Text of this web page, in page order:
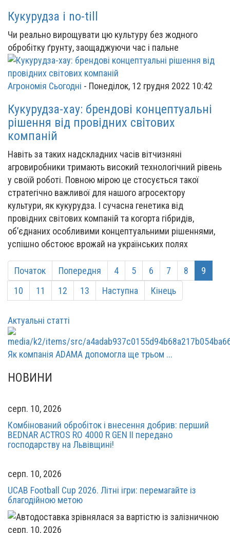
Кукурудза і no-till
Чи реально вирощувати цю культуру без жодного
обробітку ґрунту, заощаджуючи час і пальне
Агрономія Сьогодні - Понеділок, 12 грудня 2022 10:42
Кукурудза-хау: брендові концептуальні
рішення від провідних світових
компаній
Навіть за таких надскладних часів вітчизняні
агровиробники тримають високий технологічний рівень
у своїй роботі. Повною мірою це стосується такої
стратегічно важливої для нашого агросектору
культури, як кукурудза. І сучасна генетика від
провідних світових компаній та когорта гібридів,
об’єднаних особливими концептуальними рішеннями,
успішно обстоює врожай на українських полях
Початок Попередня 4 5 6 7 8
9
10
11 12 13 Наступна Кінець
Актуальні статті
Як компанія ADAMA допомогла ще трьом ...
НОВИНИ
серп. 10, 2026
Комбінований обробіток і внесення добрив: перший
BEDNAR ACTROS RO 4000 R GEN II передано
господарству на Львівщині!
серп. 10, 2026
UCAB Football Cup 2026. Літні ігри: перемагайте із
благодійною метою
серп. 10, 2026